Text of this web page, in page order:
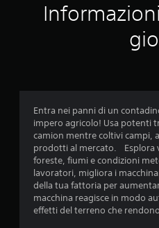
Entra nei panni di un
impero agricolo! Usa potenti
camion mentre coltivi campi,
prodotti al mercato. Esplora
foreste, fiumi e condizioni
lavoratori, migliora i
della tua fattoria per
macchina reagisce in modo
effetti del terreno che